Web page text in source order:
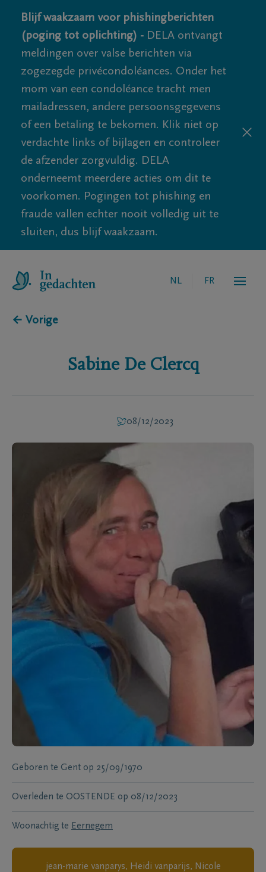
Blijf waakzaam voor phishingberichten
(poging tot oplichting) - DELA ontvangt
meldingen over valse berichten via
zogezegde privécondoléances. Onder het
mom van een condoléance tracht men
mailadressen, andere persoonsgegevens
of een betaling te bekomen. Klik niet op
verdachte links of bijlagen en controleer
de afzender zorgvuldig. DELA
onderneemt meerdere acties om dit te
voorkomen. Pogingen tot phishing en
fraude vallen echter nooit volledig uit te
sluiten, dus blijf waakzaam.
NL FR
← Vorige
Sabine De Clercq
08/12/2023
Geboren te Gent op 25/09/1970
Overleden te OOSTENDE op 08/12/2023
Woonachtig te Eernegem
jean-marie vanparys, Heidi vanparijs, Nicole